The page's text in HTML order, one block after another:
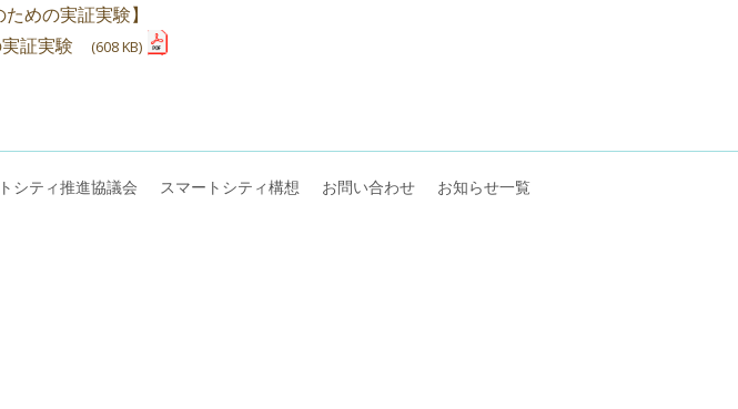
めの実証実験】
実証実験
(608 KB)
シティ推進協議会 スマートシティ構想 お問い合わせ
お知らせ一覧